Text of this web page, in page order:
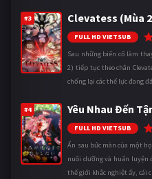
#3 Clevatess (Mùa
FULL HD VIETSUB
Sau những biến cố làm
2) tiếp tục theo chân
chống lại các thế lực đang
#4 Yêu Nhau Đến
FULL HD VIETSUB
Ẩn sau bức màn của một
nuôi dưỡng và huấn luyện
thế giới khắc nghiệt ấy, cái